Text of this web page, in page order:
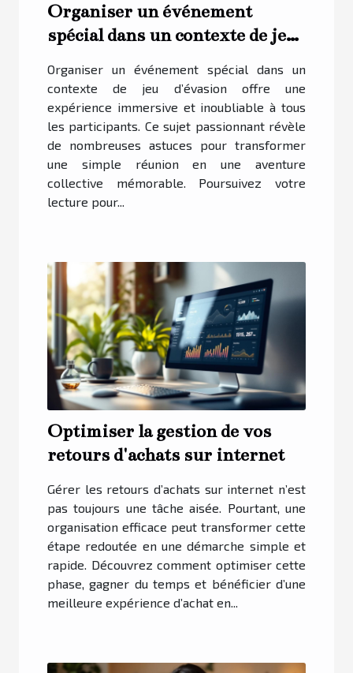
Organiser un événement
spécial dans un contexte de jeu
Organiser un événement spécial dans un
contexte de jeu d’évasion offre une
expérience immersive et inoubliable à tous
les participants. Ce sujet passionnant révèle
de nombreuses astuces pour transformer
une simple réunion en une aventure
collective mémorable. Poursuivez votre
lecture pour...
Optimiser la gestion de vos
retours d'achats sur internet
Gérer les retours d’achats sur internet n’est
pas toujours une tâche aisée. Pourtant, une
organisation efficace peut transformer cette
étape redoutée en une démarche simple et
rapide. Découvrez comment optimiser cette
phase, gagner du temps et bénéficier d’une
meilleure expérience d’achat en...